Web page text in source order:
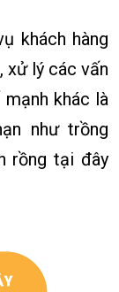
khách hàng
xử lý các vấn
khác là
như trồng
rồng tại đây